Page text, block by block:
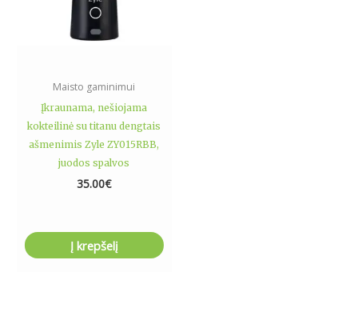
Maisto gaminimui
Įkraunama, nešiojama
kokteilinė su titanu dengtais
ašmenimis Zyle ZY015RBB,
juodos spalvos
35.00€
Į krepšelį